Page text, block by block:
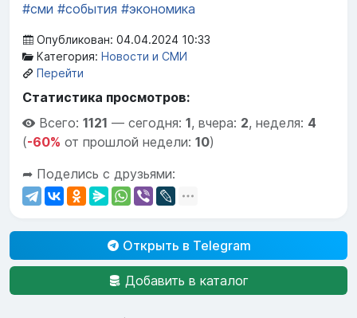
#сми #события #экономика
Опубликован: 04.04.2024 10:33
Категория: Новости и СМИ
Перейти
Статистика просмотров:
Всего: 1121 — сегодня: 1, вчера: 2, неделя: 4
(-60% от прошлой недели: 10)
➦ Поделись с друзьями:
Открыть в Telegram
Добавить в каталог